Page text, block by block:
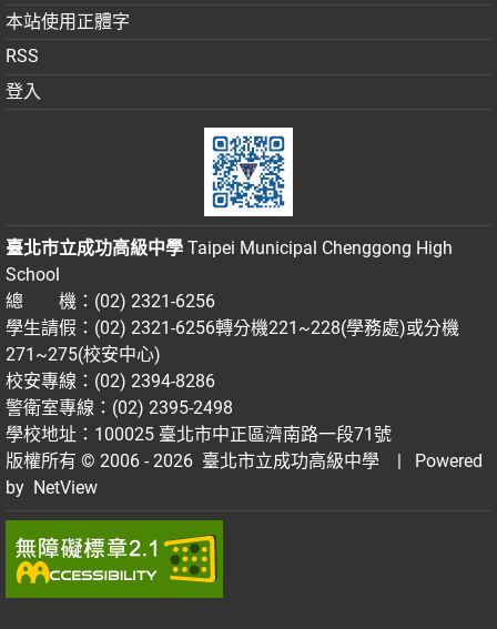
本站使用正體字
RSS
登入
臺北市立成功高級中學 Taipei Municipal Chenggong High
School
總 機：(02) 2321-6256
學生請假：(02) 2321-6256轉分機221~228(學務處)或分機
271~275(校安中心)
校安專線：(02) 2394-8286
警衛室專線：(02) 2395-2498
學校地址：100025 臺北市中正區濟南路一段71號
版權所有 © 2006 - 2026 臺北市立成功高級中學
| Powered
by NetView